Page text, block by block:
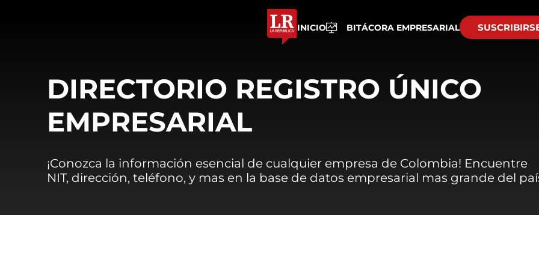
INICIO BITÁCORA EMPRESARIAL
DIRECTORIO REGISTRO ÚNICO
EMPRESARIAL
¡Conozca la información esencial de cualquier empresa de Colombia! Encuentre
NIT, dirección, teléfono, y mas en la base de datos empresarial mas grande del